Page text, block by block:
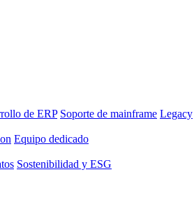
de ERP Soporte de mainframe Legacy
Equipo dedicado
Sostenibilidad y ESG